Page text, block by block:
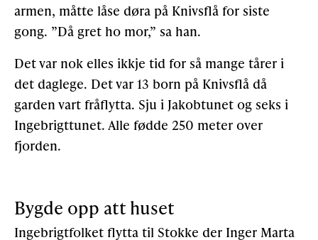
armen, måtte låse døra på Knivsflå for siste
gong. ”Då gret ho mor,” sa han.
Det var nok elles ikkje tid for så mange tårer i
det daglege. Det var 13 born på Knivsflå då
garden vart fråflytta. Sju i Jakobtunet og seks i
Ingebrigttunet. Alle fødde 250 meter over
fjorden.
Bygde opp att huset
Ingebrigtfolket flytta til Stokke der Inger Marta